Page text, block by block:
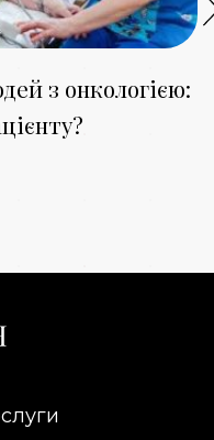
з онкологією: